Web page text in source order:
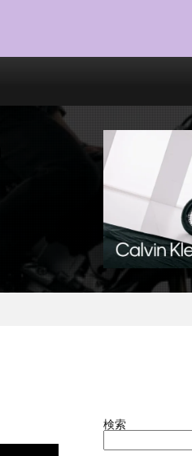
検索